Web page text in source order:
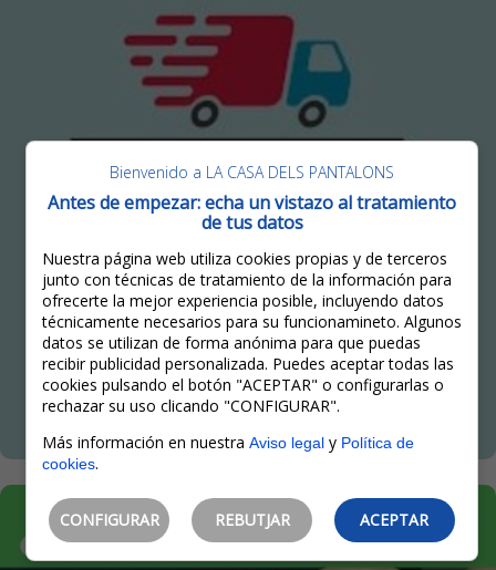
Bienvenido a LA CASA DELS PANTALONS
Antes de empezar: echa un vistazo al tratamiento
de tus datos
Nuestra página web utiliza cookies propias y de terceros
junto con técnicas de tratamiento de la información para
ofrecerte la mejor experiencia posible, incluyendo datos
técnicamente necesarios para su funcionamineto. Algunos
datos se utilizan de forma anónima para que puedas
recibir publicidad personalizada. Puedes aceptar todas las
cookies pulsando el botón "ACEPTAR" o configurarlas o
rechazar su uso clicando "CONFIGURAR".
Más información en nuestra Aviso legaly Política de
cookies.
CONFIGURAR REBUTJAR ACEPTAR